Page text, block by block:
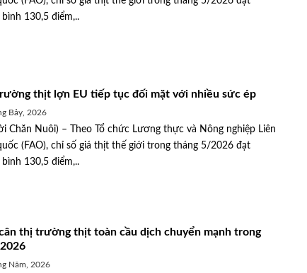
130,5 điểm,..
thịt lợn EU tiếp tục đối mặt với nhiều sức ép
Bảy, 2026
Chăn Nuôi) – Theo Tổ chức Lương thực và Nông nghiệp Liên
(FAO), chỉ số giá thịt thế giới trong tháng 5/2026 đạt
130,5 điểm,..
thị trường thịt toàn cầu dịch chuyển mạnh trong
Năm, 2026